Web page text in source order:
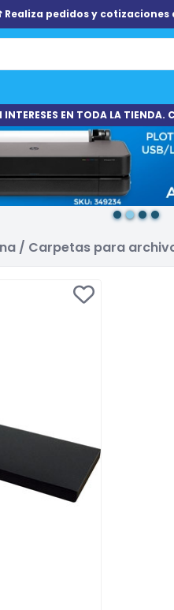
pedidos y cotizaciones
INTERESES EN TODA LA
/ Carpetas para